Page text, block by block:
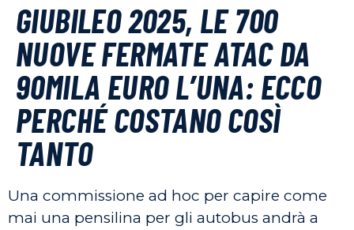
GIUBILEO 2025, LE 700
NUOVE FERMATE ATAC DA
90MILA EURO L’UNA: ECCO
PERCHÉ COSTANO COSÌ
TANTO
Una commissione ad hoc per capire come
mai una pensilina per gli autobus andrà a